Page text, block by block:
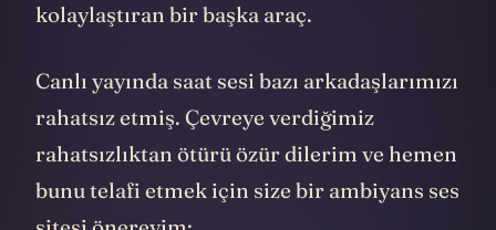
kolaylaştıran bir başka araç.
Canlı yayında saat sesi bazı arkadaşlarımızı
rahatsız etmiş. Çevreye verdiğimiz
rahatsızlıktan ötürü özür dilerim ve hemen
bunu telafi etmek için size bir ambiyans ses